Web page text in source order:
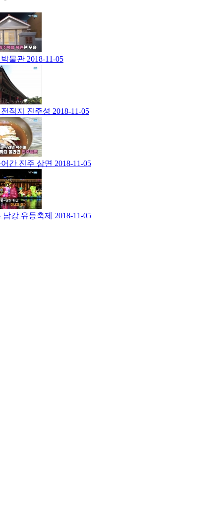
물관 2018-11-05
적지 진주성 2018-11-05
간 진주 삼면 2018-11-05
남강 유등축제 2018-11-05